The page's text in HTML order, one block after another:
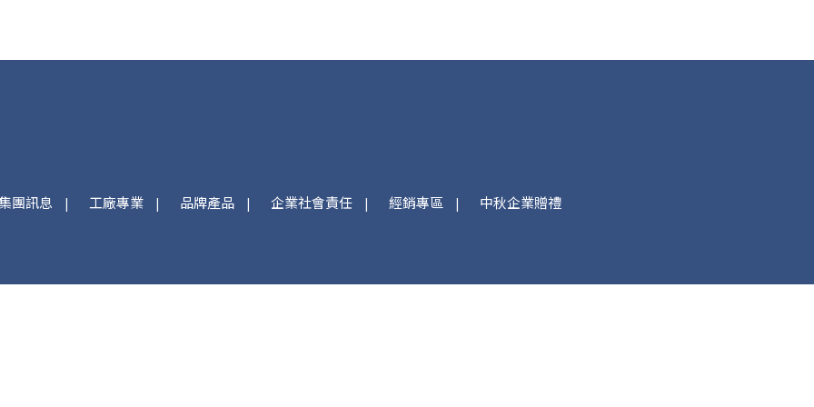
團訊息 工廠專業 品牌產品 企業社會責任 經銷專區 中秋企業贈禮